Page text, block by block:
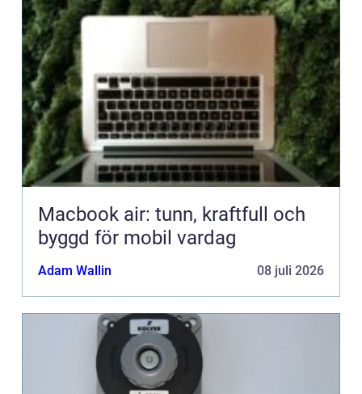
Macbook air: tunn, kraftfull och
byggd för mobil vardag
Adam Wallin 08 juli 2026